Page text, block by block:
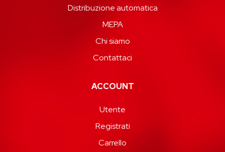
Distribuzione automatica
MEPA
Chi siamo
Contattaci
ACCOUNT
Utente
Registrati
Carrello